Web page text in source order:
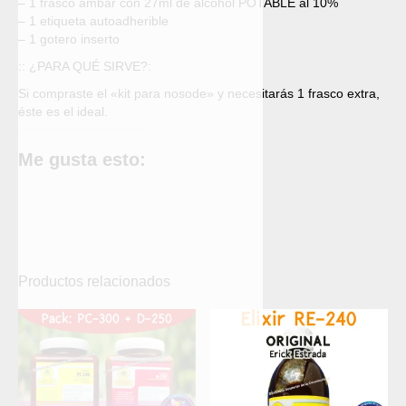
– 1 frasco ámbar con 27ml de alcohol POTABLE al 10%
– 1 etiqueta autoadherible
– 1 gotero inserto
:: ¿PARA QUÉ SIRVE?:
Si compraste el «kit para nosode» y necesitarás 1 frasco extra,
éste es el ideal.
Me gusta esto:
Productos relacionados